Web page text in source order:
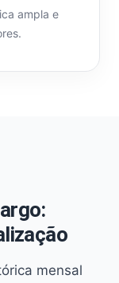
ampla e
mensal